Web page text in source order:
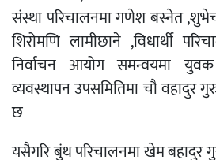
संस्था परिचालनमा गणेश बस्नेत
शिरोमणि लामीछाने ,विधार्थी
निर्वाचन आयोग समन्वयमा
व्यवस्थापन उपसमितिमा चौ वहादुर
छ
यसैगरि बुंथ परिचालनमा खेम बहादुर